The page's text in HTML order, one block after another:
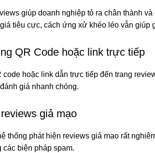
giúp doanh nghiệp tỏ ra chân thành
tiêu cực, cách ứng xử khéo léo vẫn giúp
QR Code hoặc link trực tiếp
code hoặc link dẫn trực tiếp đến trang
giá nhanh chóng.
giả mạo
thống phát hiện reviews giả mạo rất
các biện pháp spam.